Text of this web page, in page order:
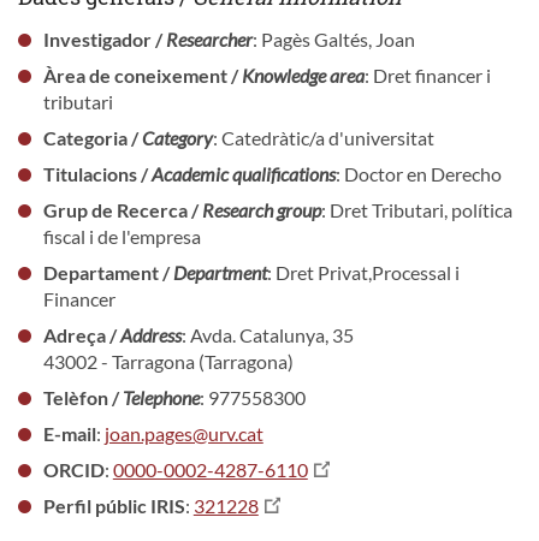
Investigador /Researcher: Pagès Galtés, Joan
Àrea de coneixement /Knowledge area: Dret financer i
tributari
Categoria /Category: Catedràtic/a d'universitat
Titulacions /Academic qualifications: Doctor en Derecho
Grup de Recerca /Research group: Dret Tributari, política
fiscal i de l'empresa
Departament /Department: Dret Privat,Processal i
Financer
Adreça /Address: Avda. Catalunya, 35
43002 - Tarragona (Tarragona)
Telèfon /Telephone: 977558300
E-mail: joan.pages@urv.cat
ORCID: 0000-0002-4287-6110
Perfil públic IRIS: 321228